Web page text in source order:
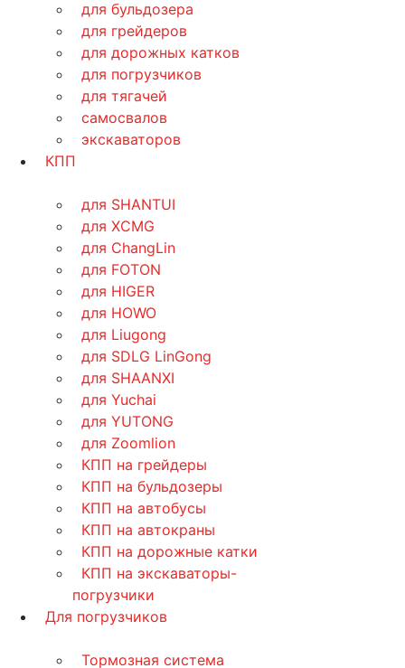
для бульдозера
для грейдеров
для дорожных катков
для погрузчиков
для тягачей
самосвалов
экскаваторов
КПП
для SHANTUI
для XCMG
для ChangLin
для FOTON
для HIGER
для HOWO
для Liugong
для SDLG LinGong
для SHAANXI
для Yuchai
для YUTONG
для Zoomlion
КПП на грейдеры
КПП на бульдозеры
КПП на автобусы
КПП на автокраны
КПП на дорожные катки
КПП на экскаваторы-
погрузчики
Для погрузчиков
Тормозная система